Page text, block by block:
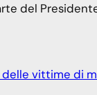
del
vittime di